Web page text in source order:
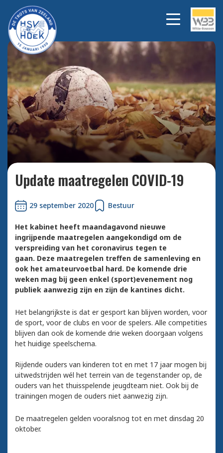
Bekijk alle foto's
Update maatregelen COVID-19
29 september 2020 Bestuur
Het kabinet heeft maandagavond nieuwe
ingrijpende maatregelen aangekondigd om de
verspreiding van het coronavirus tegen te
gaan. Deze maatregelen treffen de samenleving en
ook het amateurvoetbal hard. De komende drie
weken mag bij geen enkel (sport)evenement nog
publiek aanwezig zijn en zijn de kantines dicht.
Het belangrijkste is dat er gesport kan blijven worden, voor
de sport, voor de clubs en voor de spelers. Alle competities
blijven dan ook de komende drie weken doorgaan volgens
het huidige speelschema.
Rijdende ouders van kinderen tot en met 17 jaar mogen bij
uitwedstrijden wél het terrein van de tegenstander op, de
ouders van het thuisspelende jeugdteam niet. Ook bij de
trainingen mogen de ouders niet aanwezig zijn.
De maatregelen gelden vooralsnog tot en met dinsdag 20
oktober.